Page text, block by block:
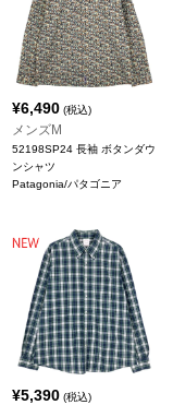
¥6,490 (税込)
メンズM
52198SP24 長袖 ボタンダウ
ンシャツ
Patagonia/パタゴニア
¥5,390 (税込)